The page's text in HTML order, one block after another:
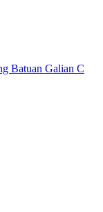
Batuan Galian C